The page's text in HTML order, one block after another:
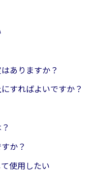
ありますか？
すればよいですか？
か？
使用したい